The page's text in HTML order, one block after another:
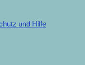
und Hilfe